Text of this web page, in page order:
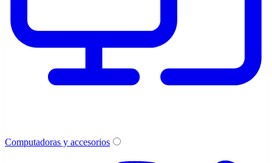
Computadoras y accesorios